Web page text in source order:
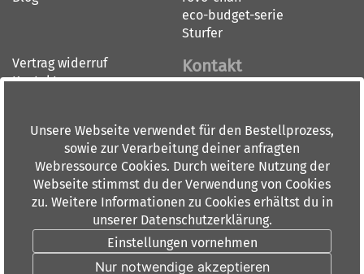
eco-budget-serie
Sturfer
Vertrag widerruf
Kontakt
Widerrufsbelehrung
Kontakt
BÜRO-CENTER RHEIN-MAIN
Dieburger Straße 36
60386 Frankfurt am Main
Tel: 069 84 00 6 0
Fax: 069 88 91 10
info(at)doorn.de
Öffnungszeiten:
Montag - Donnerstag 9.00-
18.00 Uhr
Unsere Webseite verwendet für den Bestellprozess,
sowie zur Verarbeitung deiner anfragten
Webressource Cookies. Durch weitere Nutzung der
Webseite stimmst du der Verwendung von Cookies
zu. Weitere Informationen zu Cookies erhältst du in
unserer Datenschutzerklärung.
Einstellungen vornehmen
Nur notwendige akzeptieren